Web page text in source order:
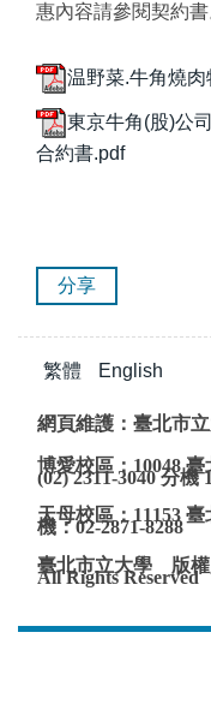
惠內容請參閱契約書
温野菜.牛角燒
東京牛角(股)公
合約書.pdf
分享
繁體 English
網頁維護：臺北市
博愛校區：10048
(02) 2311-3040 分機
天母校區：11153
機：02-2871-8288
臺北市立大學 版權
All Rights Reserved